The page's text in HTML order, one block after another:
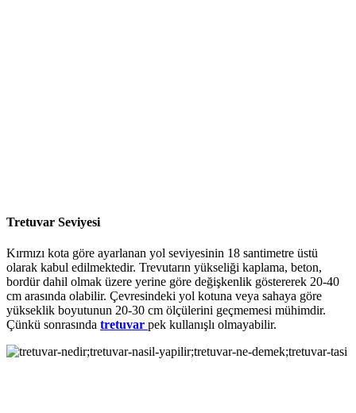
Tretuvar Seviyesi
Kırmızı kota göre ayarlanan yol seviyesinin 18 santimetre üstü
olarak kabul edilmektedir. Trevutarın yükseliği kaplama, beton,
bordür dahil olmak üzere yerine göre değişkenlik göstererek 20-40
cm arasında olabilir. Çevresindeki yol kotuna veya sahaya göre
yükseklik boyutunun 20-30 cm ölçülerini geçmemesi mühimdir.
Çünkü sonrasında tretuvar pek kullanışlı olmayabilir.